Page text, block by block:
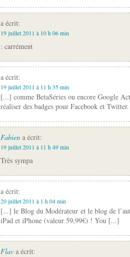
a écrit:
19 juillet 2011 à 10 h 06 min
: carrément
a écrit:
19 juillet 2011 à 11 h 35 min
[...] comme BetaSéries ou encore Google
réaliser des badges pour Facebook et
Fabien a écrit:
19 juillet 2011 à 11 h 49 min
Très sympa
a écrit:
20 juillet 2011 à 1 h 04 min
[...] le Blog du Modérateur et le blog de
iPad et iPhone (valeur 59,99€) ! You [...]
Flav a écrit: